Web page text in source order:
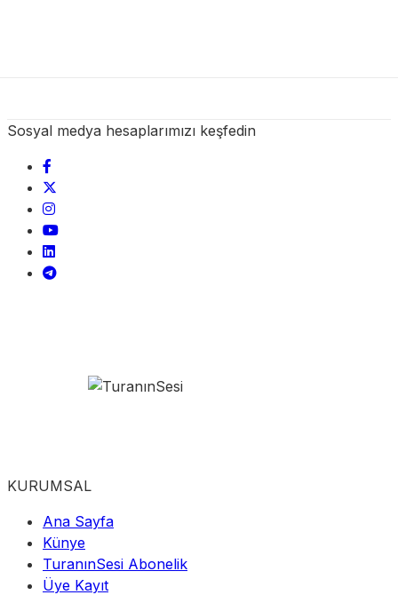
Sosyal medya hesaplarımızı keşfedin
KURUMSAL
Ana Sayfa
Künye
TuranınSesi Abonelik
Üye Kayıt